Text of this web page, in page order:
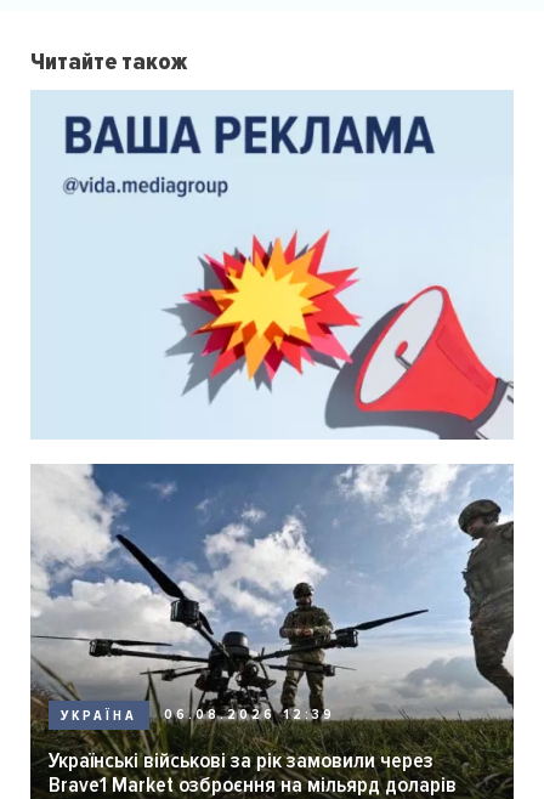
Читайте також
УКРАЇНА 06.08.2026 12:39
Українські військові за рік замовили через
Brave1 Market озброєння на мільярд доларів